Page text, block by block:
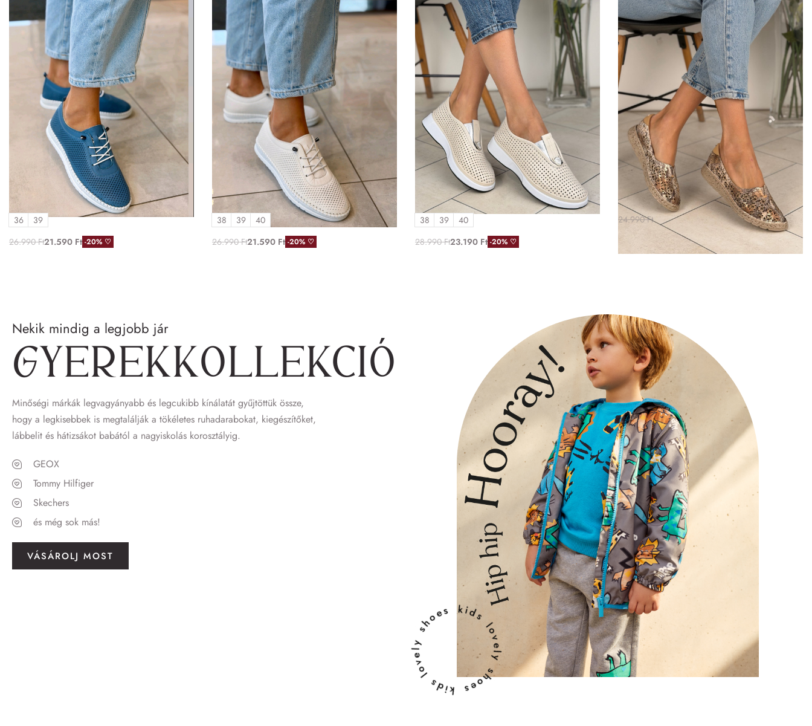
Tutto Bene kék lézervágott cipő
(518.022/blue)
36
39
26.990Ft21.590 Ft -20% ♡
Tutto Bene fehér lézervágott cipő
(518.022/white)
38 39
40
26.990Ft21.590 Ft -20% ♡
Utcai
Tutto Bene bézs lézervágott slipon (
G028490T08/Bézs)
38 39
40
28.990Ft23.190 Ft -20% ♡
Utcai
Tutto bene barna mintás slipon (
P050GR430/ 82)
24.990Ft19.990 -20% ♡
Nekik mindig a legjobb jár
Gyerek­kollekció
Minőségi márkák legvagyányabb és legcukibb kínálatát gyűjtöttük össze,
hogy a legkisebbek is megtalálják a tökéletes ruhadarabokat, kiegészítőket,
lábbelit és hátizsákot babától a nagyiskolás korosztályig.
GEOX
Tommy Hilfiger
Skechers
és még sok más!
VÁSÁROLJ MOST
lovely shoes kids lovely shoes kids